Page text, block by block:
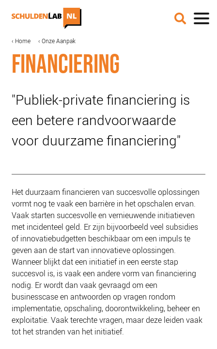
gaan
MAIN
NAVIGATION
IN DE MEDIA
ONZE AANPAK
COALITIEVORMING
IMPACTMETING
OPSCHALING
ACCREDITATIE
HOE WORD JE RIJK?
JONGEREN PERSPECTIEF FONDS
OVER ROOD
PLINKR NAZORG
SOCIALDEBT
DOORBRAAKMETHODE
COLLECTIEF SCHULDREGELEN
DE VOORZIENINGENWIJZER
NEDERLANDSE SCHULDHULPROUTE (NSR)
OVER ONS
KRUIMELPAD
Home Onze Aanpak
FINANCIERING
"Publiek-private financiering is
een betere randvoorwaarde
voor duurzame financiering"
Het duurzaam financieren van succesvolle oplossingen
vormt nog te vaak een barrière in het opschalen ervan.
Vaak starten succesvolle en vernieuwende initiatieven
met incidenteel geld. Er zijn bijvoorbeeld veel subsidies
of innovatiebudgetten beschikbaar om een impuls te
geven aan de start van innovatieve oplossingen.
Wanneer blijkt dat een initiatief in een eerste stap
succesvol is, is vaak een andere vorm van financiering
nodig. Er wordt dan vaak gevraagd om een
businesscase en antwoorden op vragen rondom
implementatie, opschaling, doorontwikkeling, beheer en
exploitatie. Vaak terechte vragen, maar deze leiden vaak
tot het stranden van het initiatief.